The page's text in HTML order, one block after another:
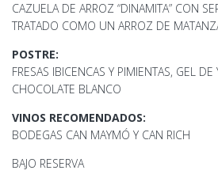
CAZUELA DE ARROZ “DINAMITA” CON
TRATADO COMO UN ARROZ DE
POSTRE:
FRESAS IBICENCAS Y PIMIENTAS, GEL
CHOCOLATE BLANCO
VINOS RECOMENDADOS:
BODEGAS CAN MAYMÓ Y CAN RICH
BAJO RESERVA